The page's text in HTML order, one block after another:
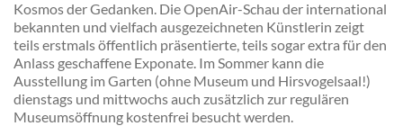
Kosmos der Gedanken. Die OpenAir-Schau der international
bekannten und vielfach ausgezeichneten Künstlerin zeigt
teils erstmals öffentlich präsentierte, teils sogar extra für den
Anlass geschaffene Exponate. Im Sommer kann die
Ausstellung im Garten (ohne Museum und Hirsvogelsaal!)
dienstags und mittwochs auch zusätzlich zur regulären
Museumsöffnung kostenfrei besucht werden.